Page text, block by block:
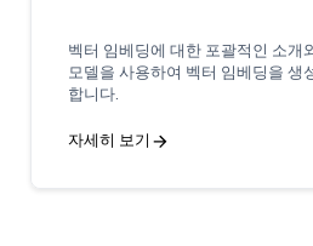
벡터 임베딩에 대한 포괄적인 소개
모델을 사용하여 벡터 임베딩을 생
합니다.
자세히 보기